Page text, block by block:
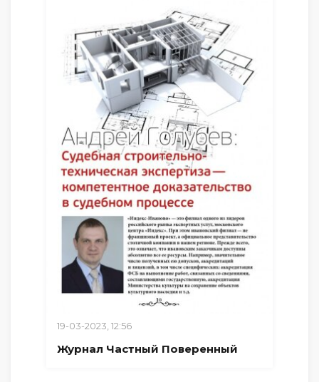
19-03-2023, 12:56
Журнал Частный Поверенный